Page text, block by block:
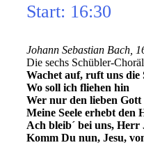
Start: 16:30
Johann Sebastian Bach,
Die sechs Schübler-
Wachet auf, ruft uns die
Wo soll ich fliehen hin
Wer nur den lieben Gott
Meine Seele erhebt den
Ach bleib´ bei uns, Herr
Komm Du nun, Jesu,